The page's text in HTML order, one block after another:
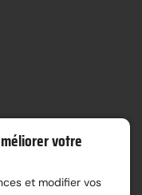
votre
et modifier vos